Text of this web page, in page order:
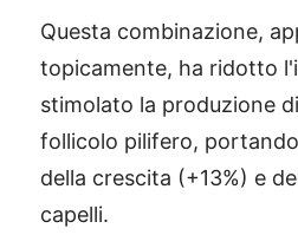
Questa combinazione,
topicamente, ha ridotto
stimolato la produzione di
follicolo pilifero,
della crescita (+13%) e
capelli.